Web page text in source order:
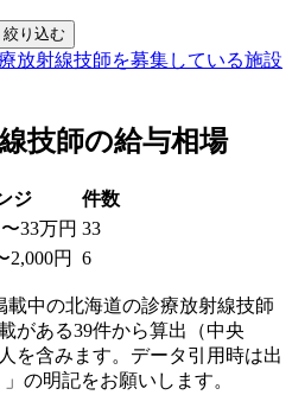
絞り込む
放射線技師を募集している施設
技師の給与相場
ジ
件数
33万円 33
2,000円 6
載中の北海道の診療放射線技師
がある39件から算出（中央
を含みます。データ引用時は出
の明記をお願いします。